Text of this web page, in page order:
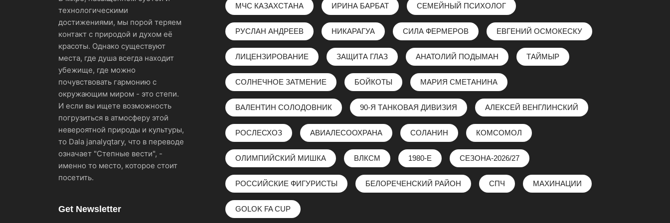
технологическими
достижениями, мы порой теряем
контакт с природой и духом её
красоты. Однако существуют
места, где душа всегда находит
убежище, где можно
почувствовать гармонию с
окружающим миром - это степи.
И если вы ищете возможность
погрузиться в атмосферу этой
невероятной природы и культуры,
то Dala janalyqtary, что в переводе
означает "Степные вести", -
именно то место, которое стоит
посетить.
Get Newsletter
МЧС КАЗАХСТАНА ИРИНА БАРБАТ СЕМЕЙНЫЙ ПСИХОЛОГ
РУСЛАН АНДРЕЕВ НИКАРАГУА СИЛА ФЕРМЕРОВ ЕВГЕНИЙ ОСМОКЕСКУ
ЛИЦЕНЗИРОВАНИЕ ЗАЩИТА ГЛАЗ АНАТОЛИЙ ПОДЫМАН ТАЙМЫР
СОЛНЕЧНОЕ ЗАТМЕНИЕ БОЙКОТЫ МАРИЯ СМЕТАНИНА
ВАЛЕНТИН СОЛОДОВНИК 90-Я ТАНКОВАЯ ДИВИЗИЯ АЛЕКСЕЙ ВЕНГЛИНСКИЙ
РОСЛЕСХОЗ АВИАЛЕСООХРАНА СОЛАНИН КОМСОМОЛ
ОЛИМПИЙСКИЙ МИШКА ВЛКСМ 1980-Е СЕЗОНА-2026/27
РОССИЙСКИЕ ФИГУРИСТЫ БЕЛОРЕЧЕНСКИЙ РАЙОН СПЧ МАХИНАЦИИ
GOLOK FA CUP